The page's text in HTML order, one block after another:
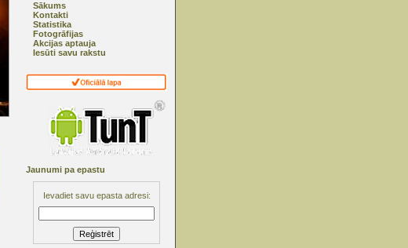
Sākums
Kontakti
Statistika
Fotogrāfijas
Akcijas aptauja
Iesūti savu rakstu
Jaunumi pa epastu
Ievadiet savu epasta adresi: